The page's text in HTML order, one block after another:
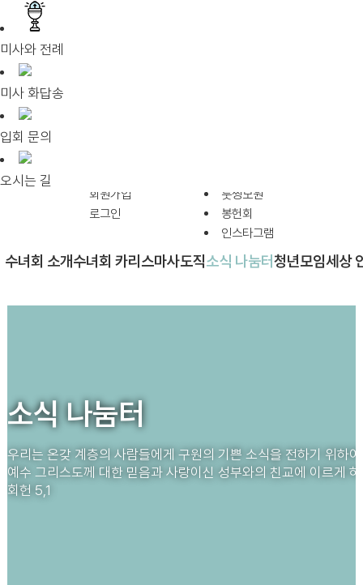
미사와 전례
미사 화답송
입회 문의
오시는 길
회원가입
로그인
툿찡모원
봉헌회
인스타그램
수녀회 소개수녀회 카리스마사도직소식 나눔터청년모임세상
소식 나눔터
우리는 온갖 계층의 사람들에게 구원의 기쁜 소식을 전하기 위하
예수 그리스도께 대한 믿음과 사랑이신 성부와의 친교에 이르게
회헌 5,1